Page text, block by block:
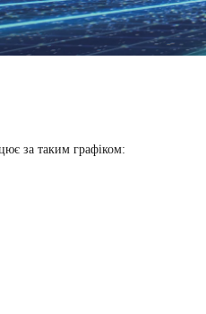
за таким графіком: